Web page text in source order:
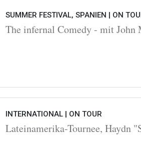
SUMMER FESTIVAL, SPANIEN | ON
The infernal Comedy - mit John
INTERNATIONAL | ON TOUR
Lateinamerika-Tournee, Haydn